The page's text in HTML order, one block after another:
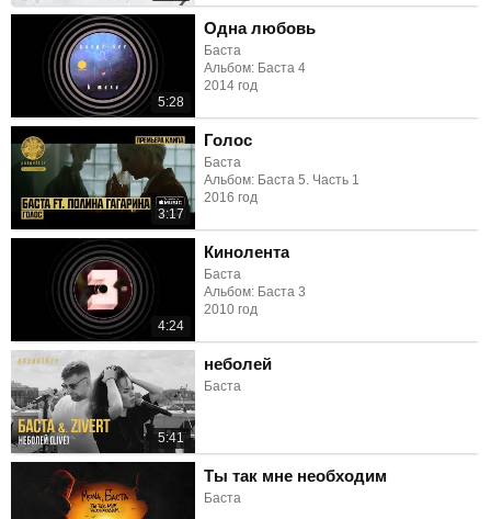
5:28
Одна любовь
Баста
Альбом: Баста 4
2014 год
3:17
Голос
Баста
Альбом: Баста 5. Часть 1
2016 год
4:24
Кинолента
Баста
Альбом: Баста 3
2010 год
5:41
неболей
Баста
Ты так мне необходим
Баста